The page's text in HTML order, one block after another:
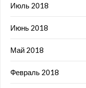
Июль 2018
Июнь 2018
Май 2018
Февраль 2018